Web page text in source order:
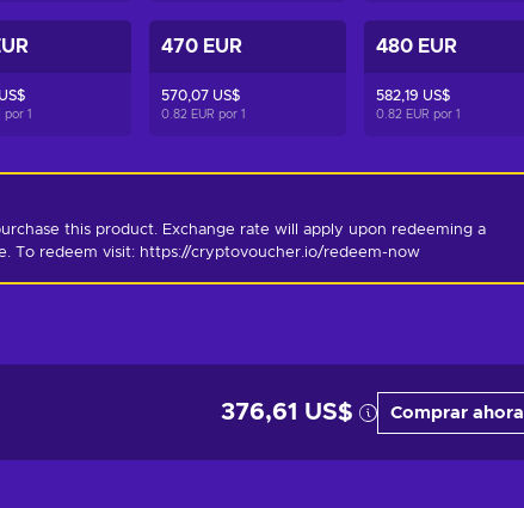
por 1
470 EUR
570,07 US$
0.82 EUR por1
480 EUR
582,19 US$
0.82 EUR por1
this product. Exchange rate will apply upon redeeming a
To redeem visit: https://cryptovoucher.io/redeem-now
376,61 US$ Comprar ahora